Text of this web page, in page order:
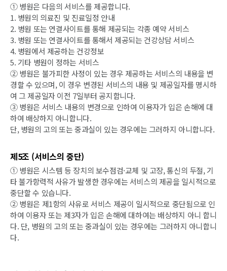
① 병원은 다음의 서비스를 제공합니다.
1. 병원의 의료진 및 진료일정 안내
2. 병원 또는 연결사이트를 통해 제공되는 각종 예약 서비스
3. 병원 또는 연결사이트를 통해서 제공되는 건강상담 서비스
4. 병원에서 제공하는 건강정보
5. 기타 병원이 정하는 서비스
② 병원은 불가피한 사정이 있는 경우 제공하는 서비스의 내용을 변
경할 수 있으며, 이 경우 변경된 서비스의 내용 및 제공일자를 명시하
여 그 제공일자 이전 7일부터 공지합니다.
③ 병원은 서비스 내용의 변경으로 인하여 이용자가 입은 손해에 대
하여 배상하지 아니합니다.
단, 병원의 고의 또는 중과실이 있는 경우에는 그러하지 아니합니다.
제5조 (서비스의 중단)
① 병원은 시스템 등 장치의 보수점검·교체 및 고장, 통신의 두절, 기
타 불가항력적 사유가 발생한 경우에는 서비스의 제공을 일시적으로
중단할 수 있습니다.
② 병원은 제1항의 사유로 서비스 제공이 일시적으로 중단됨으로 인
하여 이용자 또는 제3자가 입은 손해에 대하여는 배상하지 아니 합니
다. 단, 병원의 고의 또는 중과실이 있는 경우에는 그러하지 아니합니
다.